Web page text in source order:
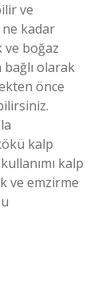
ve
kadar
ve boğaz
bağlı olarak
önce
kalp
kalp
ve emzirme